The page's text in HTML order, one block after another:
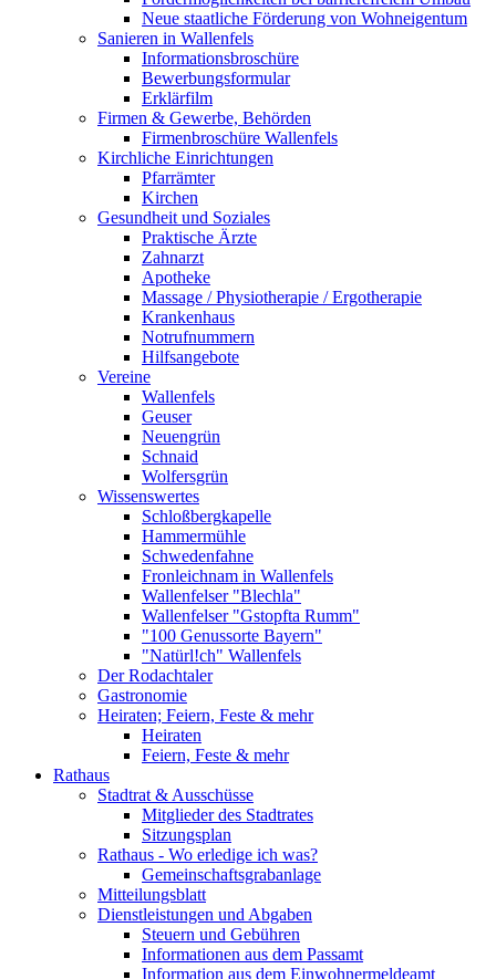
Neue staatliche Förderung von Wohneigentum
Sanieren in Wallenfels
Informationsbroschüre
Bewerbungsformular
Erklärfilm
Firmen & Gewerbe, Behörden
Firmenbroschüre Wallenfels
Kirchliche Einrichtungen
Pfarrämter
Kirchen
Gesundheit und Soziales
Praktische Ärzte
Zahnarzt
Apotheke
Massage / Physiotherapie / Ergotherapie
Krankenhaus
Notrufnummern
Hilfsangebote
Vereine
Wallenfels
Geuser
Neuengrün
Schnaid
Wolfersgrün
Wissenswertes
Schloßbergkapelle
Hammermühle
Schwedenfahne
Fronleichnam in Wallenfels
Wallenfelser "Blechla"
Wallenfelser "Gstopfta Rumm"
"100 Genussorte Bayern"
"Natürl!ch" Wallenfels
Der Rodachtaler
Gastronomie
Heiraten; Feiern, Feste & mehr
Heiraten
Feiern, Feste & mehr
Rathaus
Stadtrat & Ausschüsse
Mitglieder des Stadtrates
Sitzungsplan
Rathaus - Wo erledige ich was?
Gemeinschaftsgrabanlage
Mitteilungsblatt
Dienstleistungen und Abgaben
Steuern und Gebühren
Informationen aus dem Passamt
Information aus dem Einwohnermeldeamt